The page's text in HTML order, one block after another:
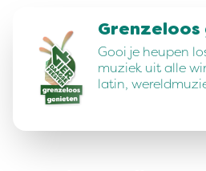
Gooi je heupen
muziek uit alle
latin,